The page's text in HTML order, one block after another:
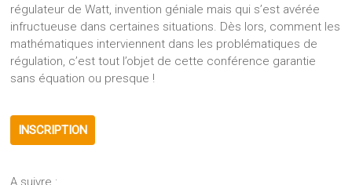
régulateur de Watt, invention géniale mais qui s’est avérée
infructueuse dans certaines situations. Dès lors, comment les
mathématiques interviennent dans les problématiques de
régulation, c’est tout l’objet de cette conférence garantie
sans équation ou presque !
INSCRIPTION
A suivre :